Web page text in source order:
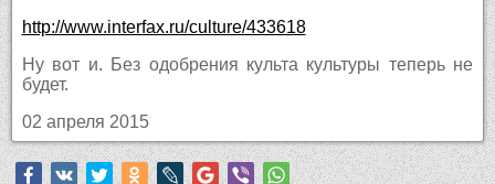
http://www.interfax.ru/culture/433618
Ну вот и. Без одобрения культа культуры теперь не
будет.
02 апреля 2015